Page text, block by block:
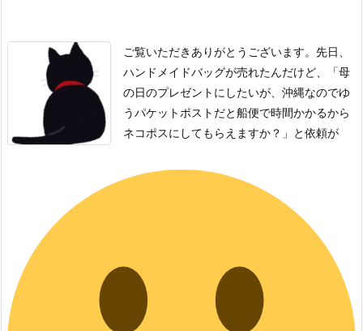
ご覧いただきありがとうございます。 先日、
ハンドメイドバッグが売れたんだけど、「母
の日のプレゼントにしたいが、沖縄なのでゆ
うパケットポストだと船便で時間かかるから
ネコポスにしてもらえますか？」と依頼が